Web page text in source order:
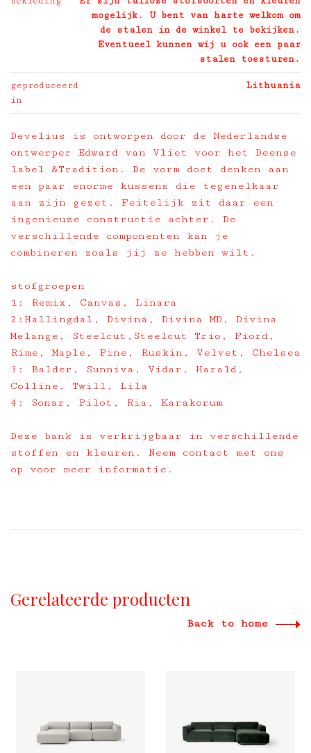
mogelijk. U bent van harte welkom om
de stalen in de winkel te bekijken.
Eventueel kunnen wij u ook een paar
stalen toesturen.
geproduceerd
in
Lithuania
Develius is ontworpen door de Nederlandse
ontwerper Edward van Vliet voor het Deense
label &Tradition. De vorm doet denken aan
een paar enorme kussens die tegenelkaar
aan zijn gezet. Feitelijk zit daar een
ingenieuze constructie achter. De
verschillende componenten kan je
combineren zoals jij ze hebben wilt.
stofgroepen
1: Remix, Canvas, Linara
2:Hallingdal, Divina, Divina MD, Divina
Melange, Steelcut,Steelcut Trio, Fiord,
Rime, Maple, Pine, Ruskin, Velvet, Chelsea
3: Balder, Sunniva, Vidar, Harald,
Colline, Twill, Lila
4: Sonar, Pilot, Ria, Karakorum
Deze bank is verkrijgbaar in verschillende
stoffen en kleuren. Neem contact met ons
op voor meer informatie.
Gerelateerde producten
Back to home